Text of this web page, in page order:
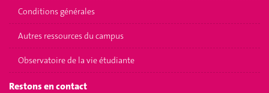
Conditions générales
Autres ressources du campus
Observatoire de la vie étudiante
Restons en contact